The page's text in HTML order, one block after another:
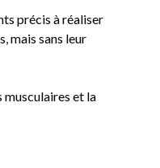
précis à réaliser
mais sans leur
musculaires et la